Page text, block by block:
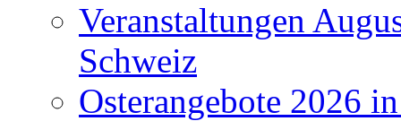
Veranstaltungen
Schweiz
Osterangebote 2026